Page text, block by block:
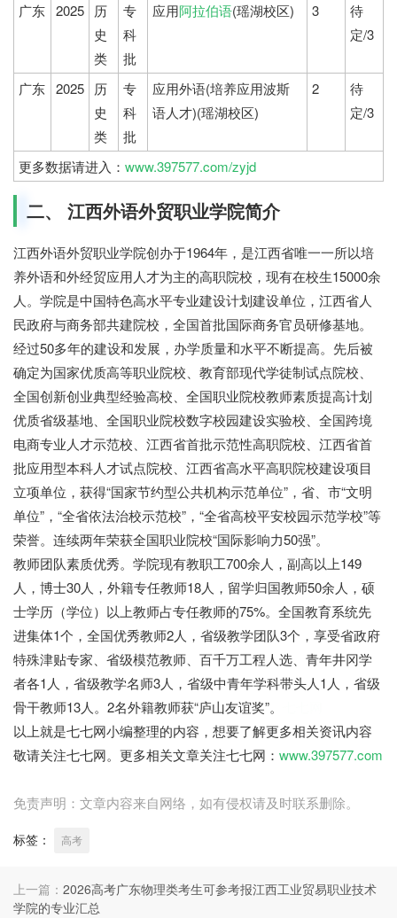
广东 2025 历
史
类
专
科
批
应用阿拉伯语(瑶湖校区) 3
待
定/3
广东 2025 历
史
类
专
科
批
应用外语(培养应用波斯
语人才)(瑶湖校区)
2
待
定/3
更多数据请进入： www.397577.com/zyjd
二、 江西外语外贸职业学院简介
江西外语外贸职业学院创办于1964年，是江西省唯一一所以培
养外语和外经贸应用人才为主的高职院校，现有在校生15000余
人。学院是中国特色高水平专业建设计划建设单位，江西省人
民政府与商务部共建院校，全国首批国际商务官员研修基地。
经过50多年的建设和发展，办学质量和水平不断提高。先后被
确定为国家优质高等职业院校、教育部现代学徒制试点院校、
全国创新创业典型经验高校、全国职业院校教师素质提高计划
优质省级基地、全国职业院校数字校园建设实验校、全国跨境
电商专业人才示范校、江西省首批示范性高职院校、江西省首
批应用型本科人才试点院校、江西省高水平高职院校建设项目
立项单位，获得“国家节约型公共机构示范单位”，省、市“文明
单位”，“全省依法治校示范校”，“全省高校平安校园示范学校”等
荣誉。连续两年荣获全国职业院校“国际影响力50强”。
教师团队素质优秀。学院现有教职工700余人，副高以上149
人，博士30人，外籍专任教师18人，留学归国教师50余人，硕
士学历（学位）以上教师占专任教师的75%。全国教育系统先
进集体1个，全国优秀教师2人，省级教学团队3个，享受省政府
特殊津贴专家、省级模范教师、百千万工程人选、青年井冈学
者各1人，省级教学名师3人，省级中青年学科带头人1人，省级
骨干教师13人。2名外籍教师获“庐山友谊奖”。
以上就是七七网小编整理的内容，想要了解更多相关资讯内容
敬请关注七七网。更多相关文章关注七七网： www.397577.com
免责声明：文章内容来自网络，如有侵权请及时联系删除。
标签： 高考
上一篇： 2026高考广东物理类考生可参考报江西工业贸易职业技术
学院的专业汇总